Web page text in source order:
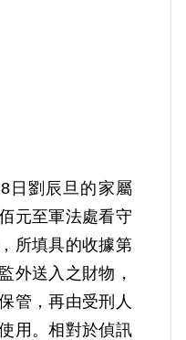
日劉辰旦的家屬
元至軍法處看守
所填具的收據第
外送入之財物，
管，再由受刑人
用。相對於偵訊